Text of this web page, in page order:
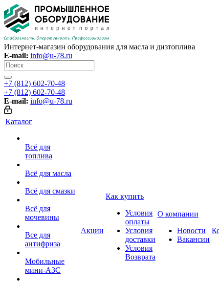
Интернет-магазин оборудования для масла и дизтоплива
E-mail: info@u-78.ru
+7 (812) 602-70-48
+7 (812) 602-70-48
E-mail: info@u-78.ru
Каталог
Всё для
топлива
Всё для масла
Всё для смазки
Всё для
мочевины
Все для
антифриза
Мобильные
мини-АЗС
Акции
Как купить
Условия
оплаты
Условия
доставки
Условия
Возврата
О компании
Новости
Вакансии